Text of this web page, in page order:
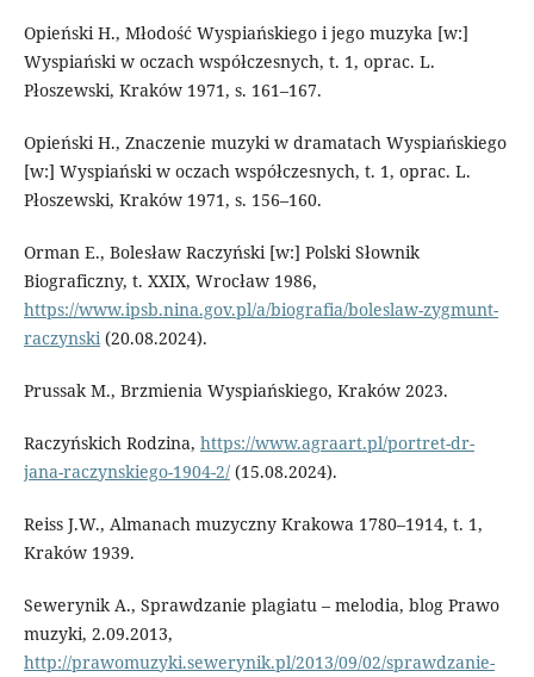
Opieński H., Młodość Wyspiańskiego i jego muzyka [w:]
Wyspiański w oczach współczesnych, t. 1, oprac. L.
Płoszewski, Kraków 1971, s. 161–167.
Opieński H., Znaczenie muzyki w dramatach Wyspiańskiego
[w:] Wyspiański w oczach współczesnych, t. 1, oprac. L.
Płoszewski, Kraków 1971, s. 156–160.
Orman E., Bolesław Raczyński [w:] Polski Słownik
Biograficzny, t. XXIX, Wrocław 1986,
https://www.ipsb.nina.gov.pl/a/biografia/boleslaw-zygmunt-
raczynski (20.08.2024).
Prussak M., Brzmienia Wyspiańskiego, Kraków 2023.
Raczyńskich Rodzina, https://www.agraart.pl/portret-dr-
jana-raczynskiego-1904-2/(15.08.2024).
Reiss J.W., Almanach muzyczny Krakowa 1780–1914, t. 1,
Kraków 1939.
Sewerynik A., Sprawdzanie plagiatu – melodia, blog Prawo
muzyki, 2.09.2013,
http://prawomuzyki.sewerynik.pl/2013/09/02/sprawdzanie-